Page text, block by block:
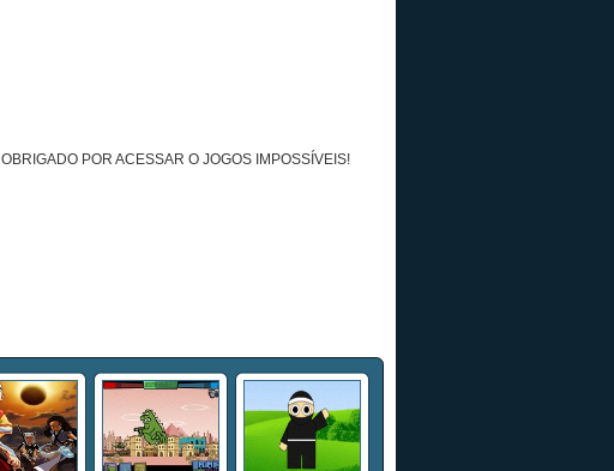
OBRIGADO POR ACESSAR O JOGOS IMPOSSÍVEIS!